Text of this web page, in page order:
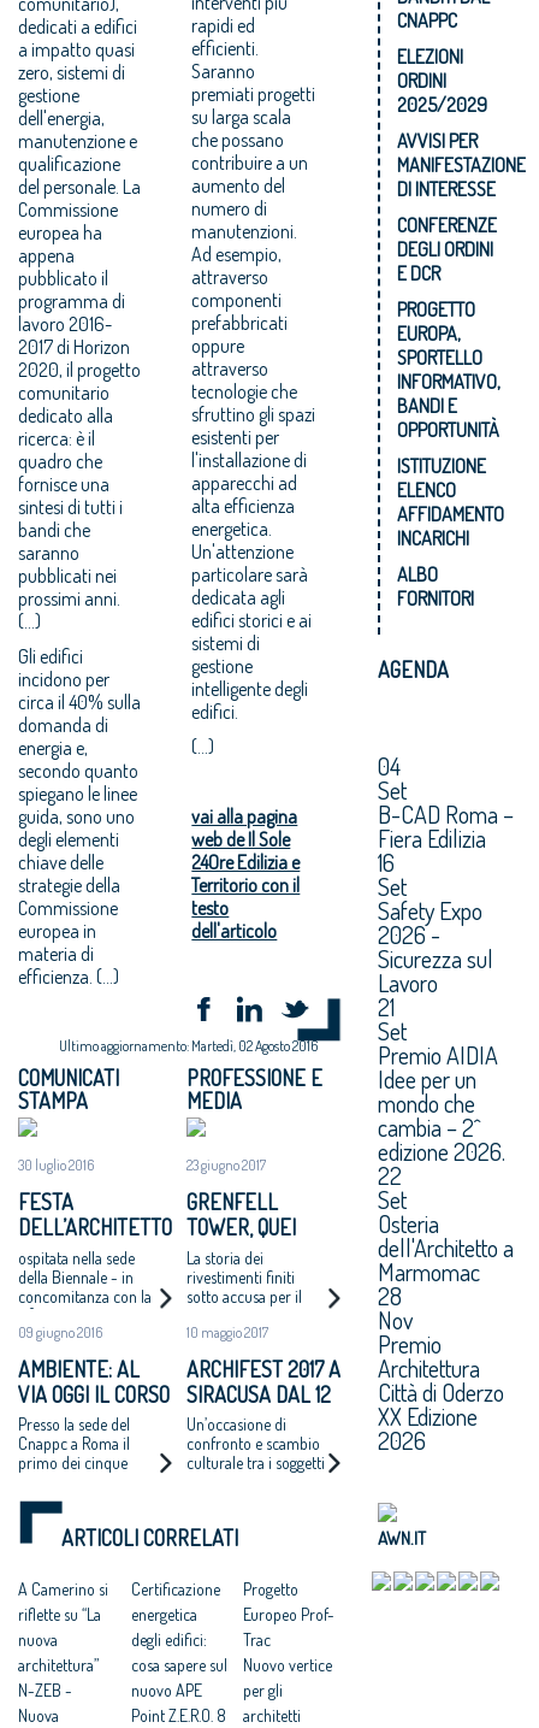
dedicati a edifici
a impatto quasi
zero, sistemi di
gestione
dell'energia,
manutenzione e
qualificazione
del personale. La
Commissione
europea ha
appena
pubblicato il
programma di
lavoro 2016-
2017 di Horizon
2020, il progetto
comunitario
dedicato alla
ricerca: è il
quadro che
fornisce una
sintesi di tutti i
bandi che
saranno
pubblicati nei
prossimi anni.
(...)
Gli edifici
incidono per
circa il 40% sulla
domanda di
energia e,
secondo quanto
spiegano le linee
guida, sono uno
degli elementi
chiave delle
strategie della
Commissione
europea in
materia di
efficienza. (...)
rapidi ed
efficienti.
Saranno
premiati progetti
su larga scala
che possano
contribuire a un
aumento del
numero di
manutenzioni.
Ad esempio,
attraverso
componenti
prefabbricati
oppure
attraverso
tecnologie che
sfruttino gli spazi
esistenti per
l'installazione di
apparecchi ad
alta efficienza
energetica.
Un'attenzione
particolare sarà
dedicata agli
edifici storici e ai
sistemi di
gestione
intelligente degli
edifici.
(...)
vai alla pagina
web de Il Sole
24Ore Edilizia e
Territorio con il
testo
dell'articolo
Ultimo aggiornamento: Martedì, 02 Agosto 2016
COMUNICATI
STAMPA
30 luglio 2016
FESTA
DELL’ARCHITETTO
2016: A VENEZIA
LA GIORNATA E
LA PREMIAZIONE
ospitata nella sede
della Biennale - in
concomitanza con la
15° Mostra
Internazionale di
09 giugno 2016
AMBIENTE: AL
VIA OGGI IL CORSO
HORIZON 2020
SUGLI “NZEB”
Presso la sede del
Cnappc a Roma il
primo dei cinque
formazione
PROFESSIONE E
MEDIA
23 giugno 2017
GRENFELL
TOWER, QUEI
PANNELLI USATI
ANCHE IN ITALIA:
"DA NOI NORME
PIÙ SEVERE MA
IMMOBILI VECCHI"
La storia dei
rivestimenti finiti
sotto accusa per il
Marata, Cnappc:
del genere possa
accadere nel nostro
10 maggio 2017
ARCHIFEST 2017 A
SIRACUSA DAL 12
AL 20 MAGGIO
PROSSIMO
Un’occasione di
confronto e scambio
culturale tra i soggetti
ARTICOLI CORRELATI
A Camerino si
riflette su “La
nuova
architettura”
N-ZEB -
Nuova
Certificazione
energetica
degli edifici:
cosa sapere sul
nuovo APE
Point Z.E.R.O. 8
Progetto
Europeo Prof-
Trac
Nuovo vertice
per gli
architetti
CNAPPC
ELEZIONI
ORDINI
2025/2029
AVVISI PER
MANIFESTAZIONE
DI INTERESSE
CONFERENZE
DEGLI ORDINI
E DCR
PROGETTO
EUROPA,
SPORTELLO
INFORMATIVO,
BANDI E
OPPORTUNITÀ
ISTITUZIONE
ELENCO
AFFIDAMENTO
INCARICHI
ALBO
FORNITORI
AGENDA
04
Set
B-CAD Roma –
Fiera Edilizia
16
Set
Safety Expo
2026 -
Sicurezza sul
Lavoro
21
Set
Premio AIDIA
Idee per un
mondo che
cambia – 2^
edizione 2026.
22
Set
Osteria
dell'Architetto a
Marmomac
28
Nov
Premio
Architettura
Città di Oderzo
XX Edizione
2026
AWN.IT